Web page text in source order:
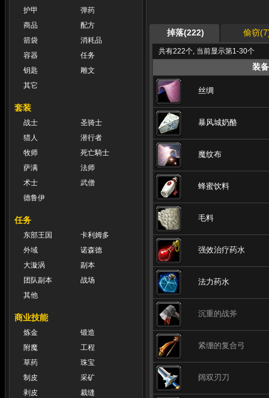
护甲
弹药
商品
配方
箭袋
消耗品
容器
任务
钥匙
雕文
其它
套装
战士
圣骑士
猎人
潜行者
牧师
死亡騎士
萨满
法师
术士
武僧
德鲁伊
任务
东部王国
卡利姆多
外域
诺森德
大漩涡
副本
团队副本
战场
其他
商业技能
炼金
锻造
附魔
工程
草药
珠宝
制皮
采矿
剥皮
裁缝
掉落(222) 偷窃
共有222个, 当前显示第1-30个
装备
丝绸
暴风城奶酪
魔纹布
蜂蜜饮料
毛料
强效治疗药水
法力药水
沉重的战斧
紧绷的复合弓
阔双刃刀